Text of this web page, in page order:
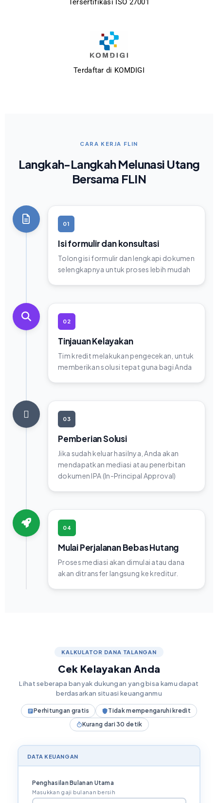
Terdaftar di KOMDIGI
CARA KERJA FLIN
Langkah-Langkah Melunasi Utang
Bersama FLIN
01
Isi formulir dan konsultasi
Tolong isi formulir dan lengkapi dokumen
selengkapnya untuk proses lebih mudah
02
Tinjauan Kelayakan
Tim kredit melakukan pengecekan, untuk
memberikan solusi tepat guna bagi Anda
03
Pemberian Solusi
Jika sudah keluar hasilnya, Anda akan
mendapatkan mediasi atau penerbitan
dokumen IPA (In-Principal Approval)
04
Mulai Perjalanan Bebas Hutang
Proses mediasi akan dimulai atau dana
akan ditransfer langsung ke kreditur.
KALKULATOR DANA TALANGAN
Cek Kelayakan Anda
Lihat seberapa banyak dukungan yang bisa kamu dapat
berdasarkan situasi keuanganmu
Perhitungan gratis
Tidak mempengaruhi kredit
Kurang dari 30 detik
DATA KEUANGAN
Penghasilan Bulanan Utama
Masukkan gaji bulanan bersih